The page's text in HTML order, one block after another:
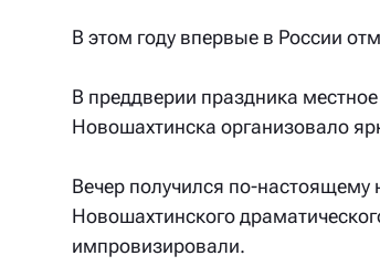
В этом году впервые в России
В преддверии праздника
Новошахтинска организовало
Вечер получился
Новошахтинского
импровизировали.